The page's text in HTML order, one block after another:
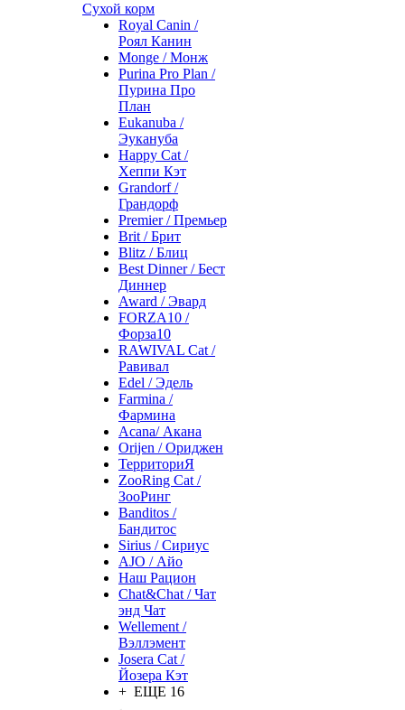
Сухой корм
Royal Canin /
Роял Канин
Monge / Монж
Purina Pro Plan /
Пурина Про
План
Eukanuba /
Эукануба
Happy Cat /
Хеппи Кэт
Grandorf /
Грандорф
Premier / Премьер
Brit / Брит
Blitz / Блиц
Best Dinner / Бест
Диннер
Award / Эвард
FORZA10 /
Форза10
RAWIVAL Cat /
Равивал
Edel / Эдель
Farmina /
Фармина
Acana/ Акана
Orijen / Ориджен
ТерриториЯ
ZooRing Cat /
ЗооРинг
Banditos /
Бандитос
Sirius / Сириус
AJO / Айо
Наш Рацион
Chat&Chat / Чат
энд Чат
Wellement /
Вэллэмент
Josera Cat /
Йозера Кэт
+ ЕЩЕ 16